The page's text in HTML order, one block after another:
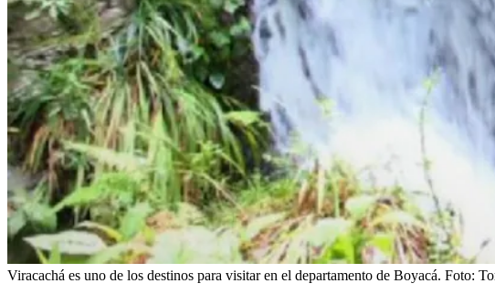
Viracachá es uno de los destinos para visitar en el departamento de Boyacá. Foto: